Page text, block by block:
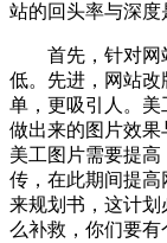
站的回头率与深度
首先，针对网站
低。先进，网站
单，更吸引人。
做出来的图片效果
美工图片需要提
传，在此期间提
来规划书，这计
么补救，你们要